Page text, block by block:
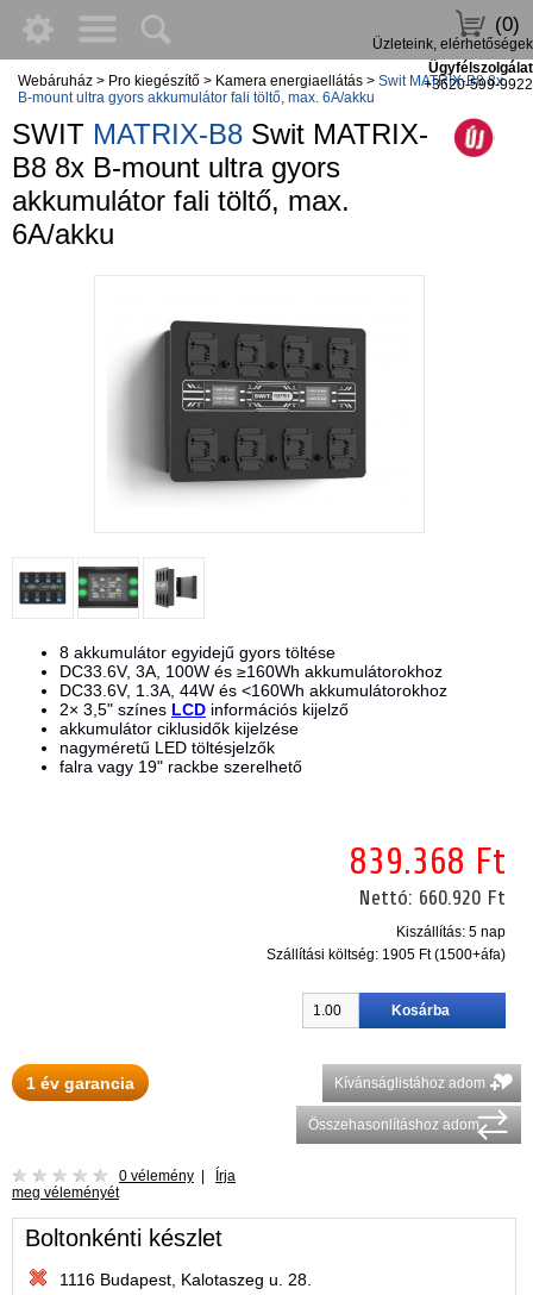
(0)
Üzleteink, elérhetőségek
Ügyfélszolgálat
+3620-599-9922
Webáruház > Pro kiegészítő > Kamera energiaellátás > Swit MATRIX-B8 8x
B-mount ultra gyors akkumulátor fali töltő, max. 6A/akku
SWIT MATRIX-B8 Swit MATRIX-
B8 8x B-mount ultra gyors
akkumulátor fali töltő, max.
6A/akku
8 akkumulátor egyidejű gyors töltése
DC33.6V, 3A, 100W és ≥160Wh akkumulátorokhoz
DC33.6V, 1.3A, 44W és <160Wh akkumulátorokhoz
2× 3,5" színes LCD információs kijelző
akkumulátor ciklusidők kijelzése
nagyméretű LED töltésjelzők
falra vagy 19" rackbe szerelhető
839.368 Ft
Nettó: 660.920 Ft
Kiszállítás: 5 nap
Szállítási költség: 1905 Ft (1500+áfa)
1 év garancia Kívánságlistához adom
Összehasonlításhoz adom
0 vélemény
Írja
meg véleményét
Boltonkénti készlet
1116 Budapest, Kalotaszeg u. 28.